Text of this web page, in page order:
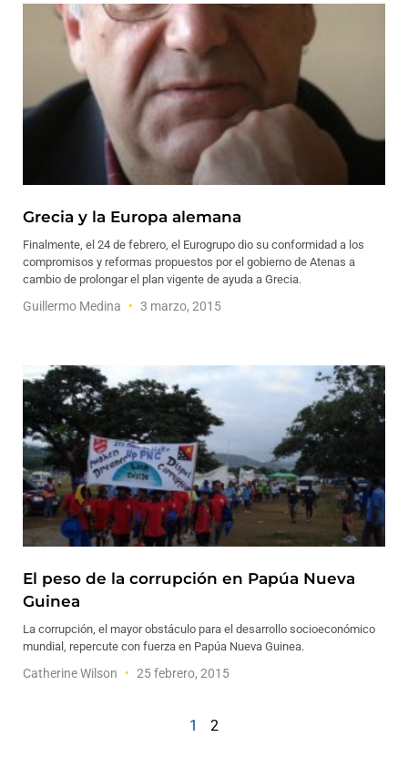
Grecia y la Europa alemana
Finalmente, el 24 de febrero, el Eurogrupo dio su conformidad a los
compromisos y reformas propuestos por el gobierno de Atenas a
cambio de prolongar el plan vigente de ayuda a Grecia.
Guillermo Medina 3 marzo, 2015
El peso de la corrupción en Papúa Nueva
Guinea
La corrupción, el mayor obstáculo para el desarrollo socioeconómico
mundial, repercute con fuerza en Papúa Nueva Guinea.
Catherine Wilson 25 febrero, 2015
1 2